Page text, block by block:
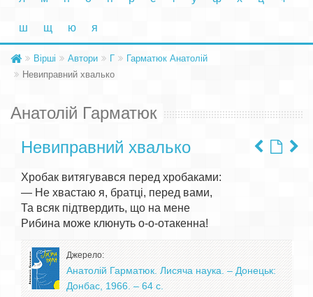
ш щ ю я
Вірші Автори Г
Гарматюк Анатолій
Невиправний хвалько
Анатолій Гарматюк
Невиправний хвалько
Хробак витягувався перед хробаками:
— Не хвастаю я, братці, перед вами,
Та всяк підтвердить, що на мене
Джерело:
Анатолій Гарматюк. Лисяча наука. – Донецьк:
Донбас, 1966. – 64 с.